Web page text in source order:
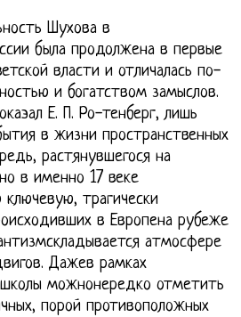
Шухова в
была продолжена в первые
власти и отличалась по-
и богатством замыслов.
Е. П. Ро-тенберг, лишь
в жизни пространственных
растянувшегося на
в именно 17 веке
трагически
в Европена рубеже
атмосфере
Дажев рамках
можнонередко отметить
порой противоположных